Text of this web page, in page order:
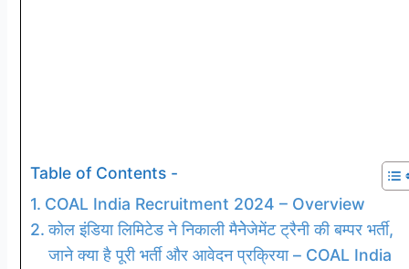
Table of Contents -
COAL India Recruitment 2024 – Overview
कोल इंडिया लिमिटेड ने निकाली मैनेेजेमेंट ट्रैनी की बम्पर भर्ती,
जाने क्या है पूरी भर्ती और आवेदन प्रक्रिया – COAL India